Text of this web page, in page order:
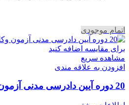
اتمام موجودی
برای مقایسه اضافه کنید
مشاهده سریع
افزودن به علاقه مندی
20 دوره آیین دادرسی مدنی آزمون وکالت – چتردانش